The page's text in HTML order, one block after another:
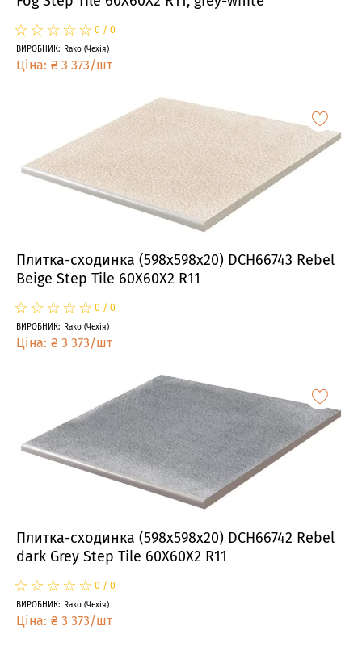
☆
★☆
★☆
★☆
★☆
★ 0 / 0
ВИРОБНИК: Rako (Чехія)
Ціна: ₴ 3 373/шт
Плитка-сходинка (598x598x20) DCH66743 Rebel
Beige Step Tile 60X60X2 R11
☆
★☆
★☆
★☆
★☆
★ 0 / 0
ВИРОБНИК: Rako (Чехія)
Ціна: ₴ 3 373/шт
Плитка-сходинка (598x598x20) DCH66742 Rebel
dark Grey Step Tile 60X60X2 R11
☆
★☆
★☆
★☆
★☆
★ 0 / 0
ВИРОБНИК: Rako (Чехія)
Ціна: ₴ 3 373/шт